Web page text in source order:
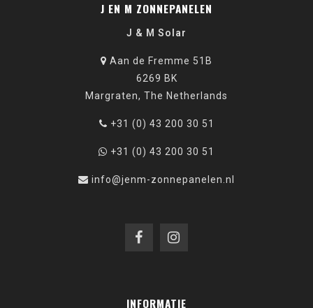
J EN M ZONNEPANELEN
J & M Solar
Aan de Fremme 51B
6269 BK
Margraten, The Netherlands
+31 (0) 43 200 30 51
+31 (0) 43 200 30 51
info@jenm-zonnepanelen.nl
INFORMATIE